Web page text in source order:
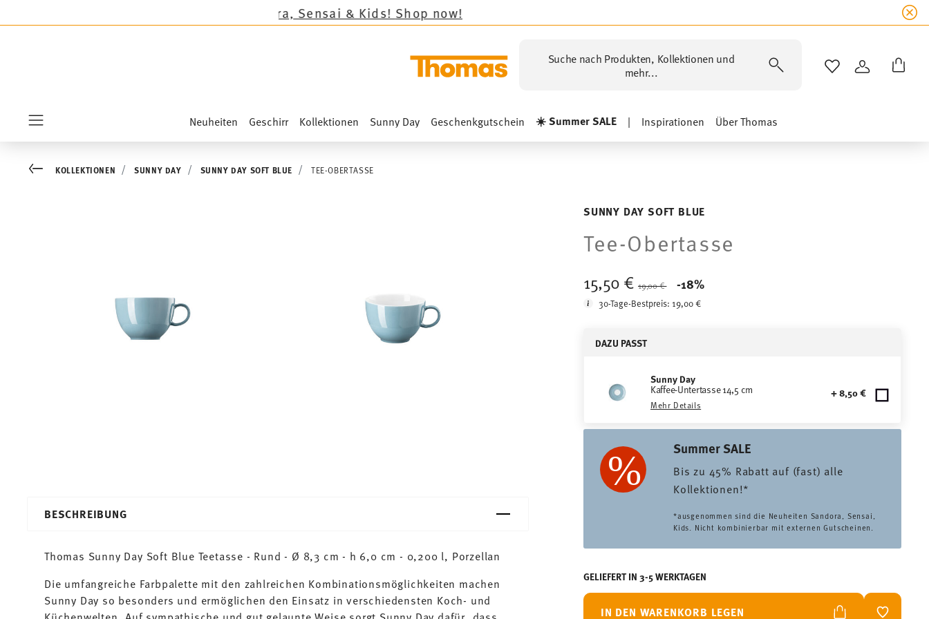
auf die Neuheiten Sandora, Sensai & Kids!Shop now!
Suche nach Produkten, Kollektionen und
mehr...
WISHLISTANMELDEN
Neuheiten Geschirr Kollektionen Sunny Day Geschenkgutschein ☀️ Summer SALE | Inspirationen Über Thomas
SUNNY DAY SOFT BLUE
Tee-Obertasse
15,50 €19,00 €
-18%
30-Tage-Bestpreis:19,00 €
DAZU PASST
Sunny Day
Kaffee-Untertasse 14,5 cm
Mehr Details
+ 8,50 €
Summer SALE
Bis zu 45% Rabatt auf (fast) alle
Kollektionen!*
*ausgenommen sind die Neuheiten Sandora, Sensai,
Kids. Nicht kombinierbar mit externen Gutscheinen.
GELIEFERT IN 3-5 WERKTAGEN
IN DEN WARENKORB LEGEN
Go backKOLLEKTIONEN SUNNY DAY SUNNY DAY SOFT BLUE TEE-OBERTASSE
BESCHREIBUNG
Thomas Sunny Day Soft Blue Teetasse - Rund - Ø 8,3 cm - h 6,0 cm - 0,200 l, Porzellan
Die umfangreiche Farbpalette mit den zahlreichen Kombinationsmöglichkeiten machen
Sunny Day so besonders und ermöglichen den Einsatz in verschiedensten Koch- und